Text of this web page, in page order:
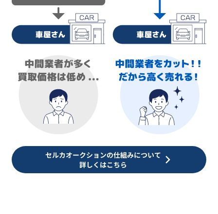
セルカオークションの仕組みについて
詳しくはこちら